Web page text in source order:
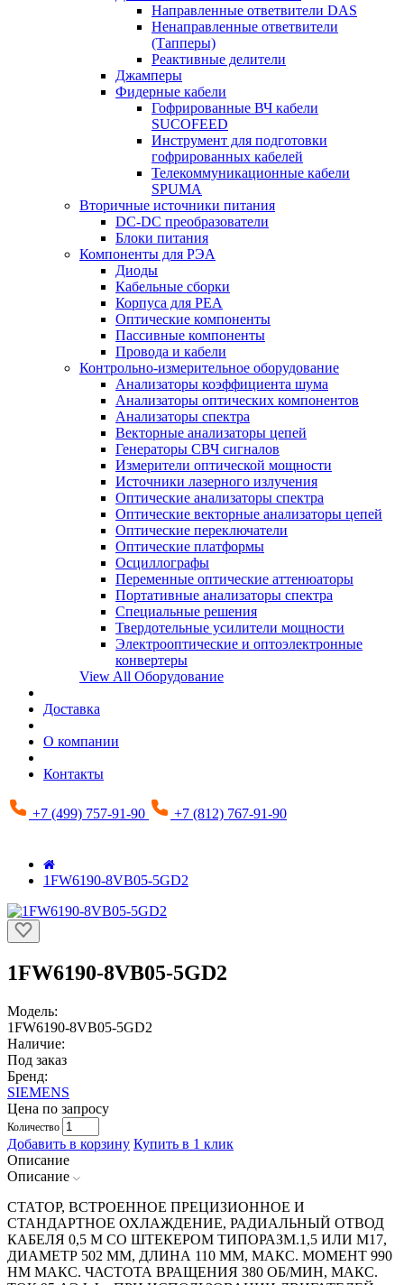
Направленные ответвители DAS
Ненаправленные ответвители
(Тапперы)
Реактивные делители
Джамперы
Фидерные кабели
Гофрированные ВЧ кабели
SUCOFEED
Инструмент для подготовки
гофрированных кабелей
Телекоммуникационные кабели
SPUMA
Вторичные источники питания
DC-DC преобразователи
Блоки питания
Компоненты для РЭА
Диоды
Кабельные сборки
Корпуса для РЕА
Оптические компоненты
Пассивные компоненты
Провода и кабели
Контрольно-измерительное оборудование
Анализаторы коэффициента шума
Анализаторы оптических компонентов
Анализаторы спектра
Векторные анализаторы цепей
Генераторы СВЧ сигналов
Измерители оптической мощности
Источники лазерного излучения
Оптические анализаторы спектра
Оптические векторные анализаторы цепей
Оптические переключатели
Оптические платформы
Осциллографы
Переменные оптические аттенюаторы
Портативные анализаторы спектра
Специальные решения
Твердотельные усилители мощности
Электрооптические и оптоэлектронные
конвертеры
View All Оборудование
Доставка
О компании
Контакты
+7 (499) 757-91-90 +7 (812) 767-91-90
1FW6190-8VB05-5GD2
1FW6190-8VB05-5GD2
Модель:
1FW6190-8VB05-5GD2
Наличие:
Под заказ
Бренд:
SIEMENS
Цена по запросу
Количество
Добавить в корзину Купить в 1 клик
Описание
Описание
СТАТОР, ВСТРОЕННОЕ ПРЕЦИЗИОННОЕ И
СТАНДАРТНОЕ ОХЛАЖДЕНИЕ, РАДИАЛЬНЫЙ ОТВОД
КАБЕЛЯ 0,5 М СО ШТЕКЕРОМ ТИПОРАЗМ.1,5 ИЛИ M17,
ДИАМЕТР 502 ММ, ДЛИНА 110 ММ, МАКС. МОМЕНТ 990
HM МАКС. ЧАСТОТА ВРАЩЕНИЯ 380 ОБ/МИН, МАКС.